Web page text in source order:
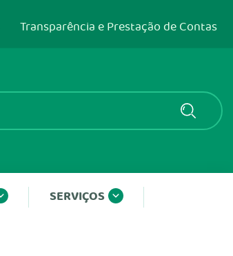
Transparência e Prestação de Contas
SERVIÇOS